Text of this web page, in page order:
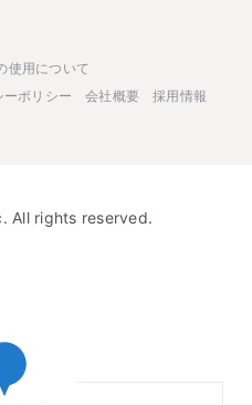
使用について
ーポリシー 会社概要
採用情報
All rights reserved.